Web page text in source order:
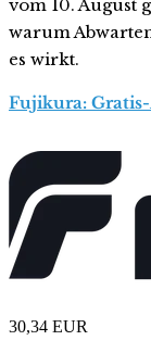
vom 10. August
warum
es wirkt.
Fujikura:
30,34 EUR